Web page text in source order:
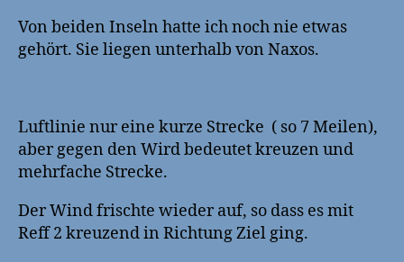
Von beiden Inseln hatte ich noch nie etwas
gehört. Sie liegen unterhalb von Naxos.
Luftlinie nur eine kurze Strecke ( so 7 Meilen),
aber gegen den Wird bedeutet kreuzen und
mehrfache Strecke.
Der Wind frischte wieder auf, so dass es mit
Reff 2 kreuzend in Richtung Ziel ging.